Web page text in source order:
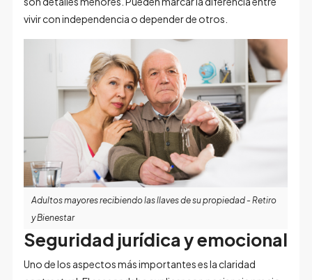
vivir con independencia o depender de otros.
Adultos mayores recibiendo las llaves de su propiedad - Retiro
y Bienestar
Seguridad jurídica y emocional
Uno de los aspectos más importantes es la claridad